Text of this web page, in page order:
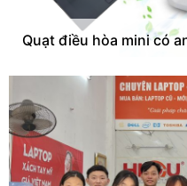
Quạt điều hòa mini có